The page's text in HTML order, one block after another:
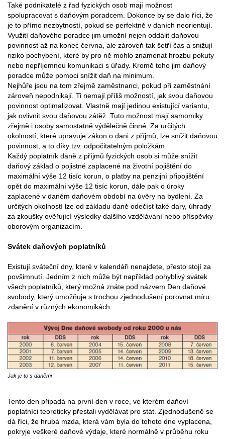
Také podnikatelé z řad fyzických osob mají možnost
spolupracovat s daňovým poradcem. Dokonce by se dalo říci, že
je to přímo nezbytností, pokud se perfektně v daních neorientují.
Využití daňového poradce jim umožní nejen oddálit daňovou
povinnost až na konec června, ale zároveň tak šetří čas a snižují
riziko pochybení, které by pro ně mohlo znamenat hrozbu pokuty
nebo nepříjemnou komunikaci s úřady. Kromě toho jim daňový
poradce může pomoci snížit daň na minimum.
Nejhůře jsou na tom zřejmě zaměstnanci, pokud při zaměstnání
zároveň nepodnikají. Ti nemají příliš možností, jak svou daňovou
povinnost optimalizovat. Vlastně mají jedinou existující variantu,
jak ovlivnit svou daňovou zátěž. Tuto možnost mají samomiky
zřejmě i osoby samostatně výdělečně činné. Za určitých
okolností, které upravuje zákon o dani z příjmů, lze snížit daňovou
povinnost, a to díky tzv. odpočitatelným položkám.
Každý poplatník daně z příjmů fyzických osob si může snížit
daňový základ o pojistné zaplacené na životní pojištění do
maximální výše 12 tisíc korun, o platby na penzijní připojištění
opět do maximální výše 12 tisíc korun, dále pak o úroky
zaplacené v daném daňovém období na úvěry na bydlení. Za
určitých okolností lze od základu daně odečíst také dary, úhrady
za zkoušky ověřující výsledky dalšího vzdělávání nebo příspěvky
oborovým organizacím.
Svátek daňových poplatníků
Existují sváteční dny, které v kalendáři nenajdete, přesto stojí za
povšimnutí. Jedním z nich může být například pohyblivý svátek
všech poplatníků, který možná znáte pod názvem Den daňové
svobody, který umožňuje s trochou zjednodušení porovnat míru
zdanění v různých ekonomikách.
Jak je to s daněmi
Tento den připadá na první den v roce, ve kterém daňoví
poplatníci teoreticky přestali vydělávat pro stát. Zjednodušeně se
dá říci, že hrubá mzda, která vám byla do tohoto dne vyplacena,
pokryje veškeré daňové výdaje, které normálně v průběhu roku